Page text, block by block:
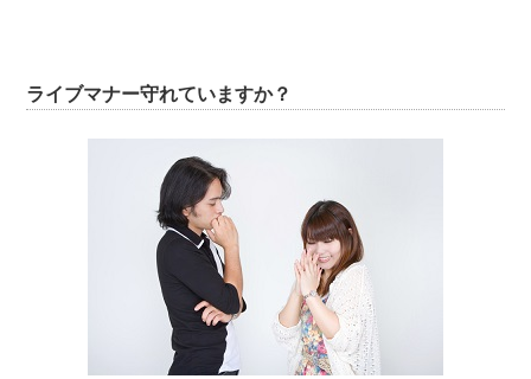
ライブマナー守れていますか？